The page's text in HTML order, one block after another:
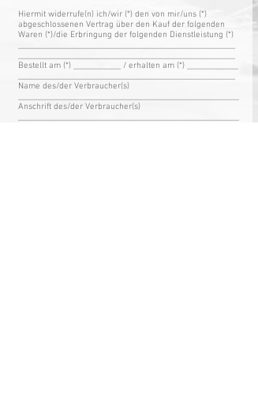
Hiermit widerrufe(n) ich/wir (*) den von mir/uns (*)
abgeschlossenen Vertrag über den Kauf der folgenden
Waren (*)/die Erbringung der folgenden Dienstleistung (*)
Bestellt am (*) ____________ / erhalten am (*) _____________
Name des/der Verbraucher(s)
Anschrift des/der Verbraucher(s)